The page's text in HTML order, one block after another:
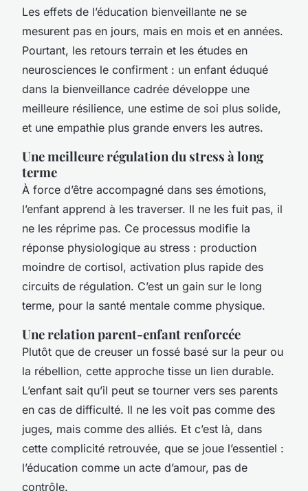
Les effets de l’éducation bienveillante ne se
mesurent pas en jours, mais en mois et en années.
Pourtant, les retours terrain et les études en
neurosciences le confirment : un enfant éduqué
dans la bienveillance cadrée développe une
meilleure résilience, une estime de soi plus solide,
et une empathie plus grande envers les autres.
Une meilleure régulation du stress à long
terme
À force d’être accompagné dans ses émotions,
l’enfant apprend à les traverser. Il ne les fuit pas, il
ne les réprime pas. Ce processus modifie la
réponse physiologique au stress : production
moindre de cortisol, activation plus rapide des
circuits de régulation. C’est un gain sur le long
terme, pour la santé mentale comme physique.
Une relation parent-enfant renforcée
Plutôt que de creuser un fossé basé sur la peur ou
la rébellion, cette approche tisse un lien durable.
L’enfant sait qu’il peut se tourner vers ses parents
en cas de difficulté. Il ne les voit pas comme des
juges, mais comme des alliés. Et c’est là, dans
cette complicité retrouvée, que se joue l’essentiel :
l’éducation comme un acte d’amour, pas de
contrôle.